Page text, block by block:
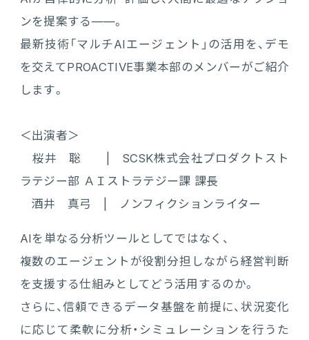
販売管理
販売・購買・在庫管理
生産管理
Fit to Standard
Best Practice
ンを提案する——。
最新技術「マルチAIエージェント」の活用を、デモ
を交えてPROACTIVE事業本部のメンバーがご紹介
します。
＜出演者＞
桜井 聡 | SCSK株式会社プロダクトスト
ラテジー部 ＡＩストラテジー課 課長
酒井 真弓 | ノンフィクションライター
AIを単なる分析ツールとしてではなく、
複数のエージェントが役割分担しながら経営判断
を支援する仕組みとしてどう活用するのか。
さらに、信頼できるデータ基盤を前提に、状況変化
に応じて柔軟に分析・シミュレーションを行うた